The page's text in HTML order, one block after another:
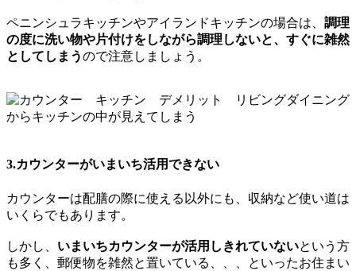
ペニンシュラキッチンやアイランドキッチンの場合は、 調理
の度に洗い物や片付けをしながら調理しないと、すぐに雑然
としてしまうので注意しましょう。
3.カウンターがいまいち活用できない
カウンターは配膳の際に使える以外にも、収納など使い道は
いくらでもあります。
しかし、 いまいちカウンターが活用しきれていないという方
も多く、郵便物を雑然と置いている、、、といったお住まい